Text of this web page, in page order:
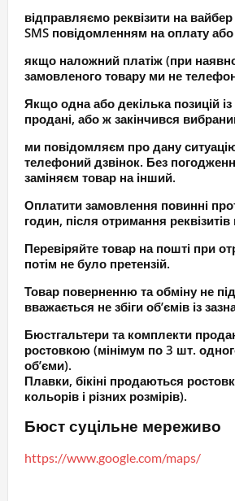
відправляємо реквізити на
SMS повідомленням на оплату
якщо наложний платіж (при
замовленого товару ми не
Якщо одна або декілька позицій
продані, або ж закінчився
ми повідомляєм про дану
телефоний дзвінок. Без
заміняєм товар на інший.
Оплатити замовлення повинні
годин, після отримання
Перевіряйте товар на пошті при
потім не було претензій.
Товар поверненню та обміну не
вважається не збіги об’ємів із
Бюстгальтери та комплекти
ростовкою (мінімум по 3 шт.
об’єми).
Плавки, бікіні продаються
кольорів і різних розмірів).
Бюст суцільне мереживо
https://www.google.com/maps/